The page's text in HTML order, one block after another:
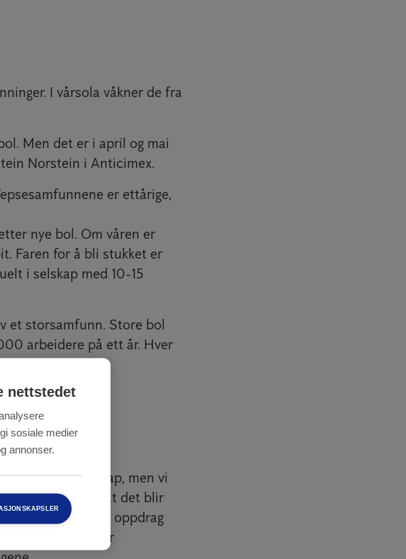
I vårsola våkner de fra
Men det er i april og mai
Norstein i Anticimex.
er ettårige,
nye bol. Om våren er
Faren for å bli stukket er
i selskap med 10-15
et storsamfunn. Store bol
arbeidere på ett år. Hver
offisiell vitenskap, men vi
regner vi med at det blir
så mange oppdrag
statistikk over
nettstedet
sosiale medier
annonser.